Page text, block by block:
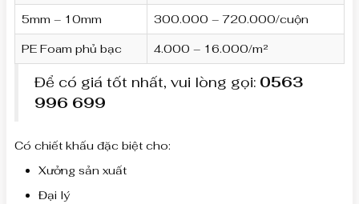
5mm – 10mm 300.000 – 720.000/cuộn
PE Foam phủ bạc 4.000 – 16.000/m²
Để có giá tốt nhất, vui lòng gọi: 0563
996 699
Có chiết khấu đặc biệt cho:
Xưởng sản xuất
Đại lý